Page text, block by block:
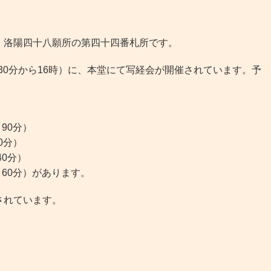
陽四十八願所の第四十四番札所です。
から16時）に、本堂にて写経会が開催されています。予
分）
）
）
分）があります。
ています。